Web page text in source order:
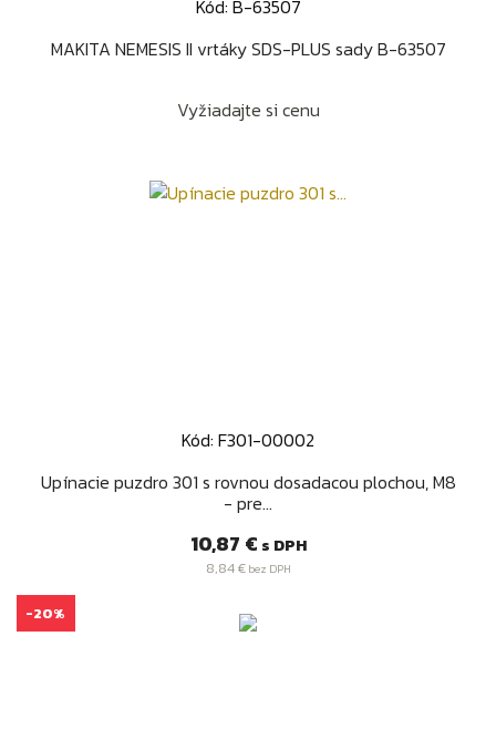
Kód: B-63507
MAKITA NEMESIS II vrtáky SDS-PLUS sady B-63507
Vyžiadajte si cenu
Kód: F301-00002
Upínacie puzdro 301 s rovnou dosadacou plochou, M8
- pre...
Cena
10,87 € s DPH
8,84 €bez DPH
-20%